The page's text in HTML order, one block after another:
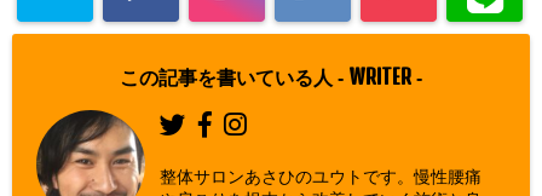
この記事を書いている人 - WRITER -
整体サロンあさひのユウトです。慢性腰痛